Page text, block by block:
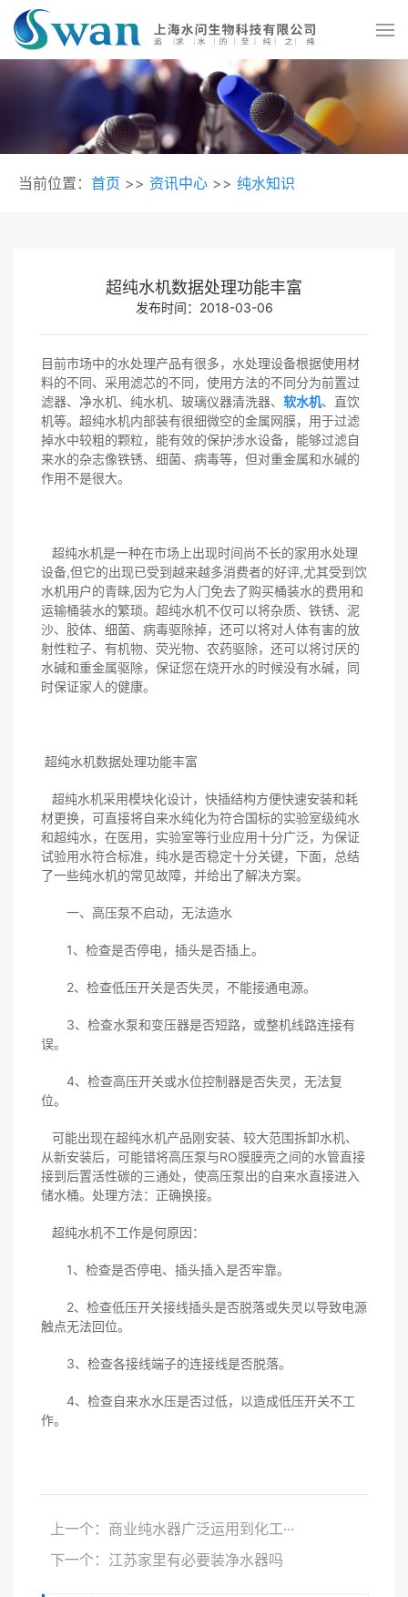
当前位置： 首页 >> 资讯中心 >> 纯水知识
超纯水机数据处理功能丰富
发布时间：2018-03-06
目前市场中的水处理产品有很多，水处理设备根据使用材
料的不同、采用滤芯的不同，使用方法的不同分为前置过
滤器、净水机、纯水机、玻璃仪器清洗器、 软水机、直饮
机等。超纯水机内部装有很细微空的金属网膜，用于过滤
掉水中较粗的颗粒，能有效的保护涉水设备，能够过滤自
来水的杂志像铁锈、细菌、病毒等，但对重金属和水碱的
作用不是很大。
超纯水机是一种在市场上出现时间尚不长的家用水处理
设备,但它的出现已受到越来越多消费者的好评,尤其受到饮
水机用户的青睐,因为它为人门免去了购买桶装水的费用和
运输桶装水的繁琐。超纯水机不仅可以将杂质、铁锈、泥
沙、胶体、细菌、病毒驱除掉，还可以将对人体有害的放
射性粒子、有机物、荧光物、农药驱除，还可以将讨厌的
水碱和重金属驱除，保证您在烧开水的时候没有水碱，同
时保证家人的健康。
超纯水机数据处理功能丰富
超纯水机采用模块化设计，快插结构方便快速安装和耗
材更换，可直接将自来水纯化为符合国标的实验室级纯水
和超纯水，在医用，实验室等行业应用十分广泛，为保证
试验用水符合标准，纯水是否稳定十分关键，下面，总结
了一些纯水机的常见故障，并给出了解决方案。
一、高压泵不启动，无法造水
1、检查是否停电，插头是否插上。
2、检查低压开关是否失灵，不能接通电源。
3、检查水泵和变压器是否短路，或整机线路连接有
误。
4、检查高压开关或水位控制器是否失灵，无法复
位。
可能出现在超纯水机产品刚安装、较大范围拆卸水机、
从新安装后，可能错将高压泵与RO膜膜壳之间的水管直接
接到后置活性碳的三通处，使高压泵出的自来水直接进入
储水桶。处理方法：正确换接。
超纯水机不工作是何原因：
1、检查是否停电、插头插入是否牢靠。
2、检查低压开关接线插头是否脱落或失灵以导致电源
触点无法回位。
3、检查各接线端子的连接线是否脱落。
4、检查自来水水压是否过低，以造成低压开关不工
作。
上一个：商业纯水器广泛运用到化工···
下一个：江苏家里有必要装净水器吗